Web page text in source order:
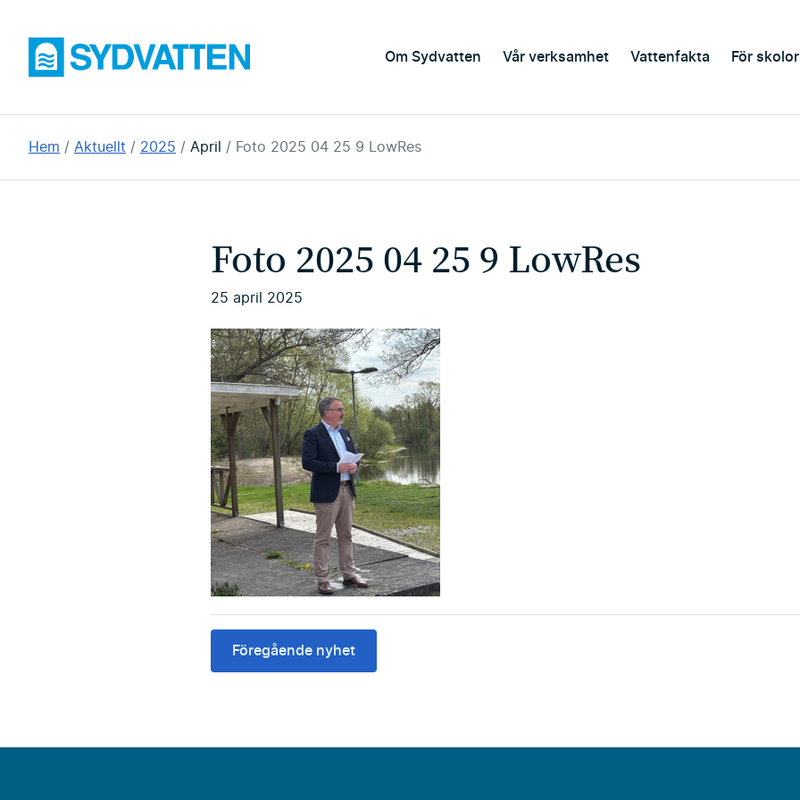
huvudinnehållet
Sydvatten Om Sydvatten Vår verksamhet Vattenfakta För skolor
Du
Hem Aktuellt 2025 April Foto 2025 04 25 9 LowRes
Foto 2025 04 25 9 LowRes
25 april 2025
Föregående nyhet